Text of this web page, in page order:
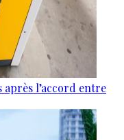
après l’accord entre